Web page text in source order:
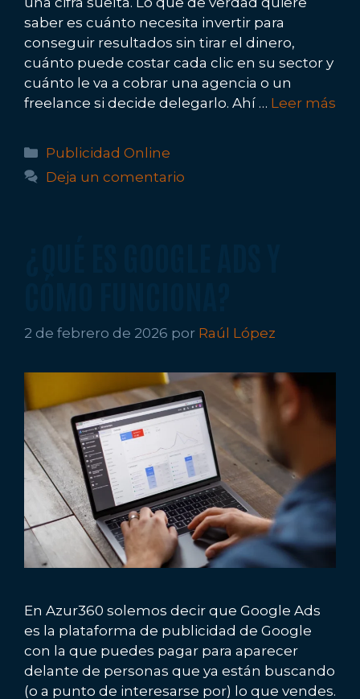
saber es cuánto necesita invertir para
conseguir resultados sin tirar el dinero,
cuánto puede costar cada clic en su sector y
cuánto le va a cobrar una agencia o un
freelance si decide delegarlo. Ahí … Leer más
Categorías
Publicidad Online
Deja un comentario
2 de febrero de 2026 por Raúl López
En Azur360 solemos decir que Google Ads
es la plataforma de publicidad de Google
con la que puedes pagar para aparecer
delante de personas que ya están buscando
(o a punto de interesarse por) lo que vendes.